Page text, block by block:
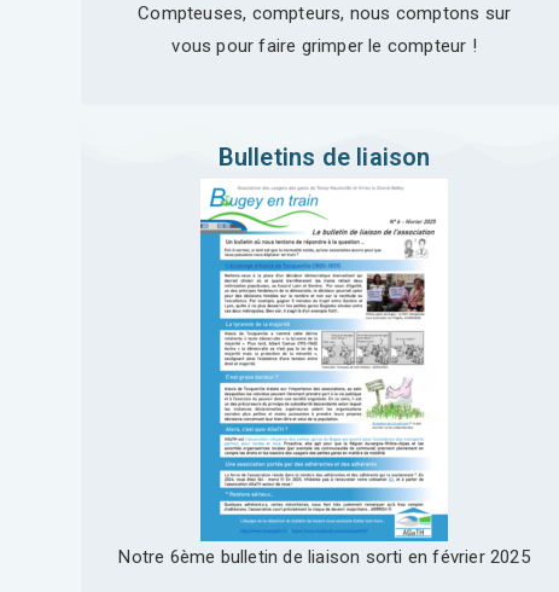
Compteuses, compteurs, nous comptons sur
vous pour faire grimper le compteur !
Bulletins de liaison​
Notre 6ème bulletin de liaison sorti en février 2025